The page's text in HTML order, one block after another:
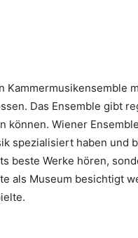
Kammermusikensemble
Das Ensemble gibt
können. Wiener
spezialisiert haben und
beste Werke hören,
als Museum besichtigt